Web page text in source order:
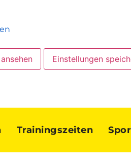
Einstellungen
Trainingszeiten